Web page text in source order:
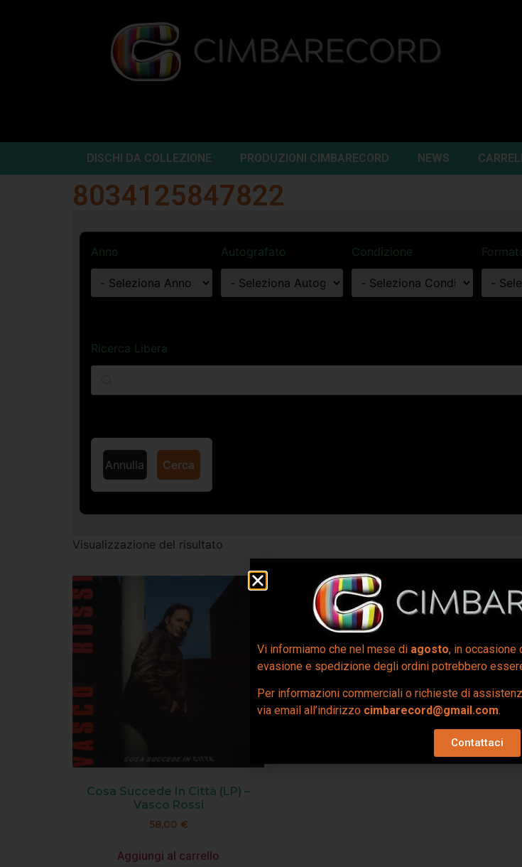
DISCHI DA COLLEZIONE PRODUZIONI CIMBARECORD NEWS
8034125847822
Anno Autografato Condizione
Ricerca Libera
Cerca
Annulla
Visualizzazione del risultato
Cosa Succede In Città (LP) –
Vasco Rossi
58,00 €
Aggiungi al carrello
Vi informiamo che nel mese di agosto, in occasione
evasione e spedizione degli ordini potrebbero
Per informazioni commerciali o richieste di
via email all’indirizzo cimbarecord@gmail.com.
Contattaci